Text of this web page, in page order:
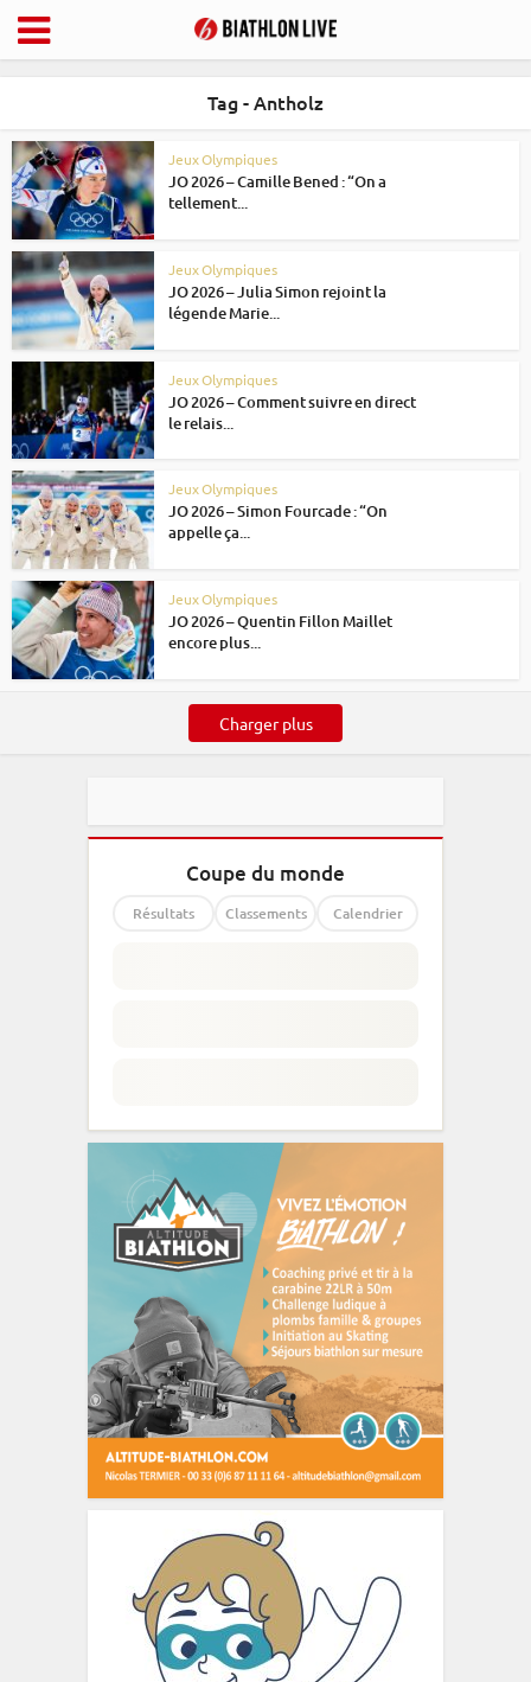
Tag - Antholz
Jeux Olympiques
JO 2026 – Camille Bened : “On a
tellement...
Jeux Olympiques
JO 2026 – Julia Simon rejoint la
légende Marie...
Jeux Olympiques
JO 2026 – Comment suivre en direct
le relais...
Jeux Olympiques
JO 2026 – Simon Fourcade : “On
appelle ça...
Jeux Olympiques
JO 2026 – Quentin Fillon Maillet
encore plus...
Charger plus
Coupe du monde
Résultats Classements Calendrier